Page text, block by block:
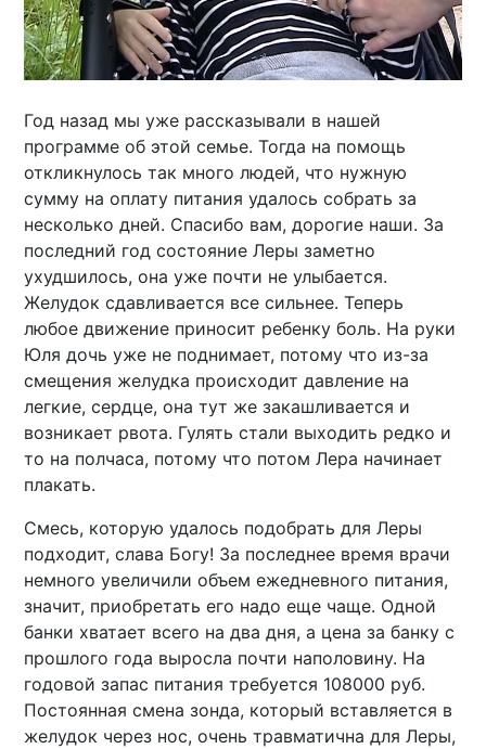
Год назад мы уже рассказывали в нашей
программе об этой семье. Тогда на помощь
откликнулось так много людей, что нужную
сумму на оплату питания удалось собрать за
несколько дней. Спасибо вам, дорогие наши. За
последний год состояние Леры заметно
ухудшилось, она уже почти не улыбается.
Желудок сдавливается все сильнее. Теперь
любое движение приносит ребенку боль. На руки
Юля дочь уже не поднимает, потому что из-за
смещения желудка происходит давление на
легкие, сердце, она тут же закашливается и
возникает рвота. Гулять стали выходить редко и
то на полчаса, потому что потом Лера начинает
плакать.
Смесь, которую удалось подобрать для Леры
подходит, слава Богу! За последнее время врачи
немного увеличили объем ежедневного питания,
значит, приобретать его надо еще чаще. Одной
банки хватает всего на два дня, а цена за банку с
прошлого года выросла почти наполовину. На
годовой запас питания требуется 108000 руб.
Постоянная смена зонда, который вставляется в
желудок через нос, очень травматична для Леры,